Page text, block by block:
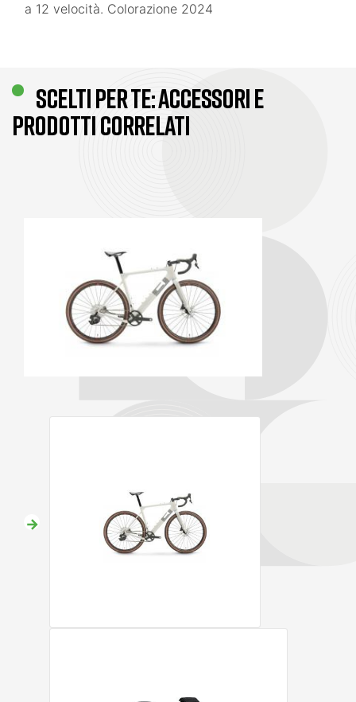
a 12 velocità. Colorazione 2024
SCELTI PER TE: ACCESSORI E
PRODOTTI CORRELATI